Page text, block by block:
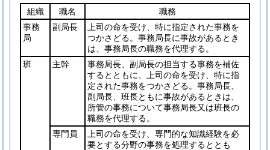
組織
職名
職務
事務
局
副局長
上司の命を受け、特に指定された事務を
つかさどる。事務局長に事故があるとき
は、事務局長の職務を代理する。
班
主幹
事務局長、副局長の担当する事務を補佐
するとともに、上司の命を受け、特に指
定された事務をつかさどる。事務局長、
副局長、班長ともに事故があるときは、
所管の事務について事務局長又は班長の
職務を代理する。
専門員
上司の命を受け、専門的な知識経験を必
要とする分野の事務を処理するととも